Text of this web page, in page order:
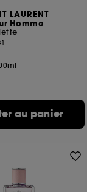
LAURENT
Homme
au panier